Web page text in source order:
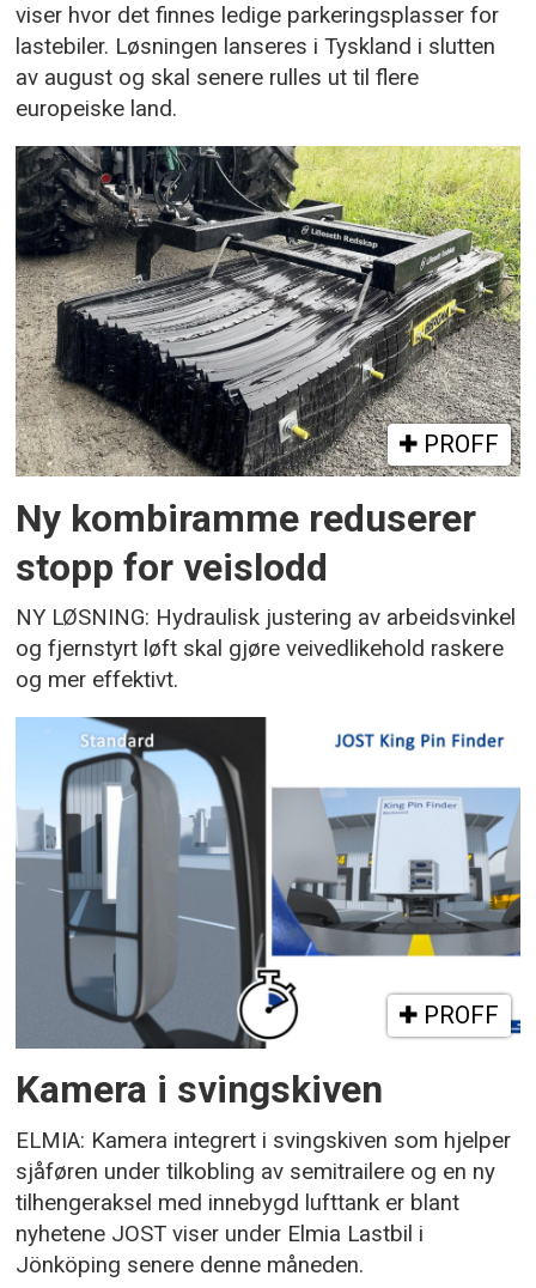
viser hvor det finnes ledige parkeringsplasser for
lastebiler. Løsningen lanseres i Tyskland i slutten
av august og skal senere rulles ut til flere
europeiske land.
PROFF
Ny kombiramme reduserer
stopp for veislodd
NY LØSNING: Hydraulisk justering av arbeidsvinkel
og fjernstyrt løft skal gjøre veivedlikehold raskere
og mer effektivt.
PROFF
Kamera i svingskiven
ELMIA: Kamera integrert i svingskiven som hjelper
sjåføren under tilkobling av semitrailere og en ny
tilhengeraksel med innebygd lufttank er blant
nyhetene JOST viser under Elmia Lastbil i
Jönköping senere denne måneden.